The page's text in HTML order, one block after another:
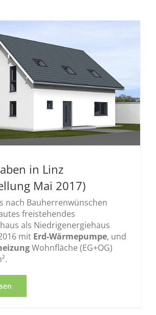
in Linz
Mai 2017)
nach Bauherrenwünschen
freistehendes
als Niedrigenergiehaus
mit Erd-Wärmepumpe, und
Wohnfläche (EG+OG)